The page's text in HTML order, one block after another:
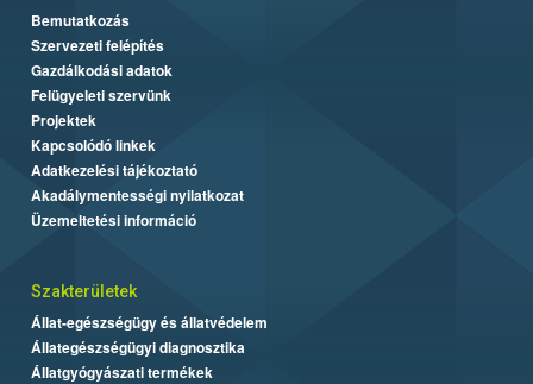
Bemutatkozás
Szervezeti felépítés
Gazdálkodási adatok
Felügyeleti szervünk
Projektek
Kapcsolódó linkek
Adatkezelési tájékoztató
Akadálymentességi nyilatkozat
Üzemeltetési információ
Szakterületek
Állat-egészségügy és állatvédelem
Állategészségügyi diagnosztika
Állatgyógyászati termékek